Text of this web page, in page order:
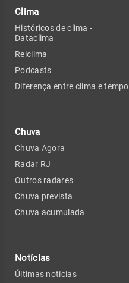
Clima
Históricos de clima -
Dataclima
Relclima
Podcasts
Diferença entre clima e tempo
Chuva
Chuva Agora
Radar RJ
Outros radares
Chuva prevista
Chuva acumulada
Notícias
Últimas notícias